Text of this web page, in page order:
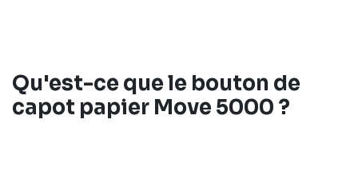
Qu'est-ce que le bouton de
capot papier Move 5000 ?